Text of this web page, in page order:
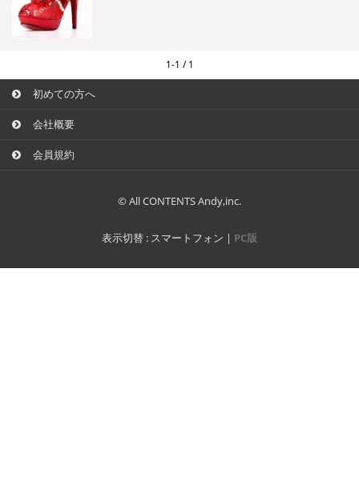
1-1 / 1
初めての方へ
会社概要
会員規約
© All CONTENTS Andy,inc.
表示切替 : スマートフォン | PC版